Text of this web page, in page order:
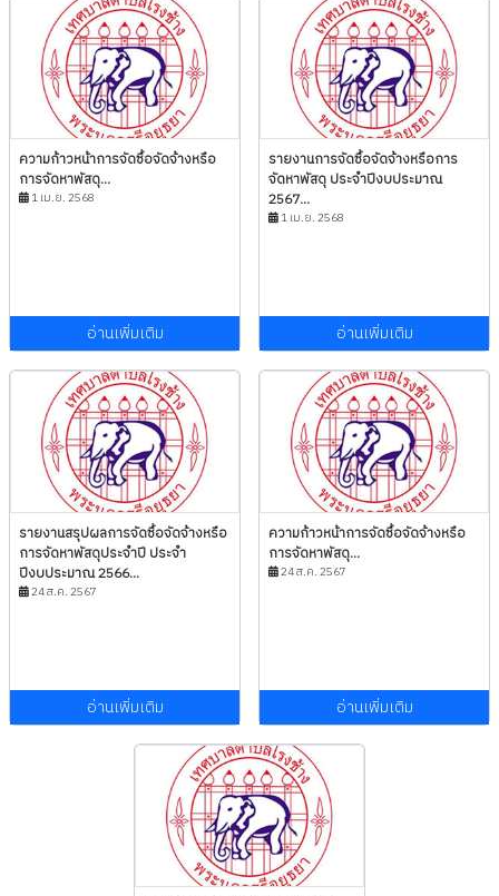
ความก้าวหน้าการจัดซื้อจัดจ้างหรือ
การจัดหาพัสดุ...
1 เม.ย. 2568
อ่านเพิ่มเติม
รายงานการจัดซื้อจัดจ้างหรือการ
จัดหาพัสดุ ประจำปีงบประมาณ
2567...
1 เม.ย. 2568
อ่านเพิ่มเติม
รายงานสรุปผลการจัดซื้อจัดจ้างหรือ
การจัดหาพัสดุประจำปี ประจำ
ปีงบประมาณ 2566...
24 ส.ค. 2567
อ่านเพิ่มเติม
ความก้าวหน้าการจัดซื้อจัดจ้างหรือ
การจัดหาพัสดุ...
24 ส.ค. 2567
อ่านเพิ่มเติม